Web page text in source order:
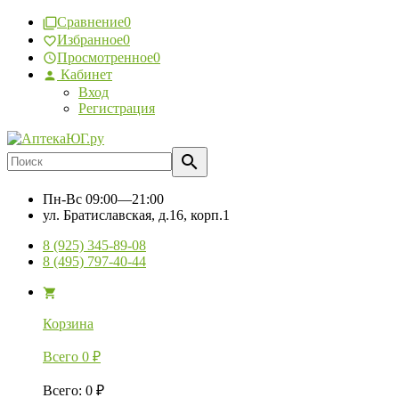
Сравнение0
Избранное0
Просмотренное0
Кабинет
Вход
Регистрация
Пн-Вс 09:00—21:00
ул. Братиславская, д.16, корп.1
8 (925) 345-89-08
8 (495) 797-40-44
Корзина
Всего 0 ₽
Всего: 0 ₽